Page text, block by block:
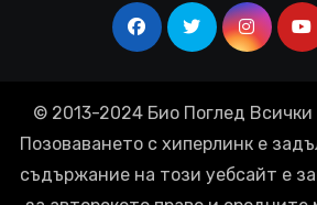
© 2013-2024 Био Поглед Всички
Позоваването с хиперлинк е
съдържание на този уебсайт е